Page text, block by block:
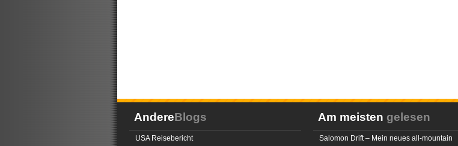
AndereBlogs
USA Reisebericht
Am meisten gelesen
Salomon Drift – Mein neues all-mountain